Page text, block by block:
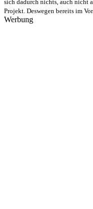
sich dadurch nichts, auch nicht
Projekt. Deswegen bereits im
Werbung